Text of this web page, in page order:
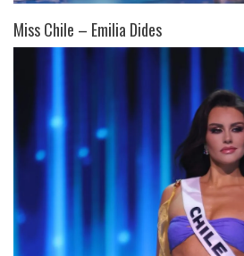
Miss Chile – Emilia Dides